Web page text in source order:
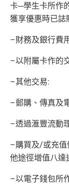
卡─學生卡所作
獲享優惠時已誌
–財務及銀行費
–以附屬卡作的
–其他交易:
–郵購、傳真及
–透過滙豐流動
–購買及/或充
他途徑增值八達
–以電子錢包所